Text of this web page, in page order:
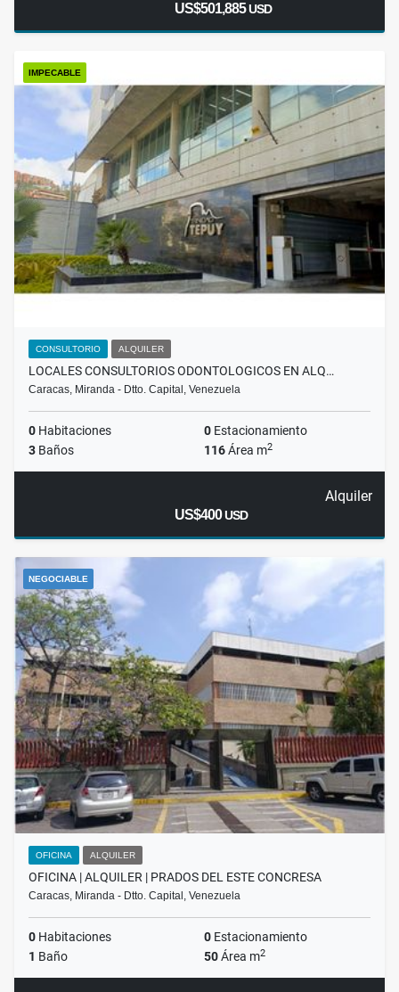
US$501,885USD
IMPECABLE
CONSULTORIO ALQUILER
LOCALES CONSULTORIOS ODONTOLOGICOS EN ALQ…
Caracas, Miranda - Dtto. Capital, Venezuela
0 Habitaciones 0 Estacionamiento
3 Baños 116Área m2
Alquiler
US$400USD
NEGOCIABLE
OFICINA ALQUILER
OFICINA | ALQUILER | PRADOS DEL ESTE CONCRESA
Caracas, Miranda - Dtto. Capital, Venezuela
0 Habitaciones 0 Estacionamiento
1 Baño 50Área m2